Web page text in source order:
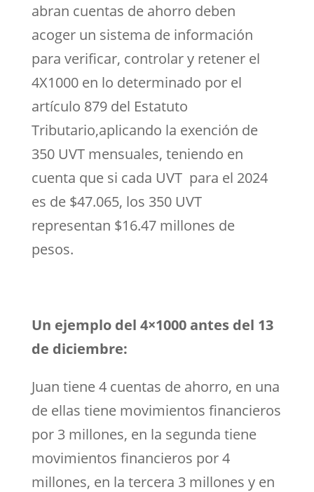
abran cuentas de ahorro deben
acoger un sistema de información
para verificar, controlar y retener el
4X1000 en lo determinado por el
artículo 879 del Estatuto
Tributario,aplicando la exención de
350 UVT mensuales, teniendo en
cuenta que si cada UVT para el 2024
es de $47.065, los 350 UVT
representan $16.47 millones de
pesos.
Un ejemplo del 4×1000 antes del 13
de diciembre:
Juan tiene 4 cuentas de ahorro, en una
de ellas tiene movimientos financieros
por 3 millones, en la segunda tiene
movimientos financieros por 4
millones, en la tercera 3 millones y en